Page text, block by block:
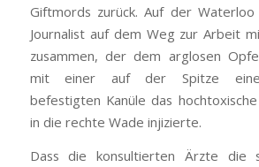
Giftmords zurück. Auf der
Journalist auf dem Weg zur Arbeit
zusammen, der dem arglosen
mit einer auf der Spitze eines
befestigten Kanüle das
in die rechte Wade injizierte.
Dass die konsultierten Ärzte die